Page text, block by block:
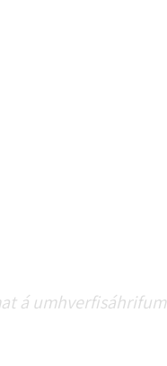
á umhverfisáhrifum